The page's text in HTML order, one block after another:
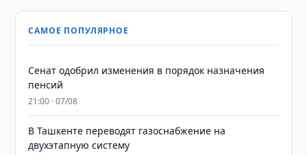
САМОЕ ПОПУЛЯРНОЕ
Сенат одобрил изменения в порядок назначения
пенсий
21:00 · 07/08
В Ташкенте переводят газоснабжение на
двухэтапную систему